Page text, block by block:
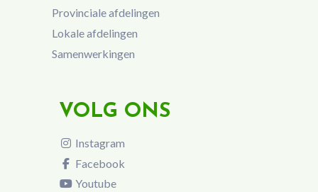
Provinciale afdelingen
Lokale afdelingen
Samenwerkingen
VOLG ONS
Instagram
Facebook
Youtube